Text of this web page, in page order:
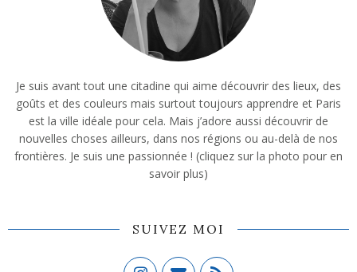
Je suis avant tout une citadine qui aime découvrir des lieux, des
goûts et des couleurs mais surtout toujours apprendre et Paris
est la ville idéale pour cela. Mais j’adore aussi découvrir de
nouvelles choses ailleurs, dans nos régions ou au-delà de nos
frontières. Je suis une passionnée ! (cliquez sur la photo pour en
savoir plus)
SUIVEZ MOI